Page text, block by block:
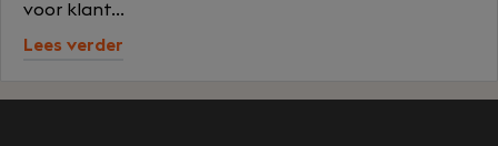
voor klant...
Lees verder